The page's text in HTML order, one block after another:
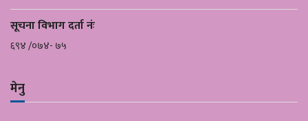
सूचना विभाग दर्ता नंः
६९४ /०७४- ७५
मेनु